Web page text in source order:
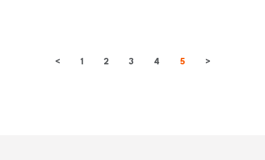
< 1 2 3 4 5 >